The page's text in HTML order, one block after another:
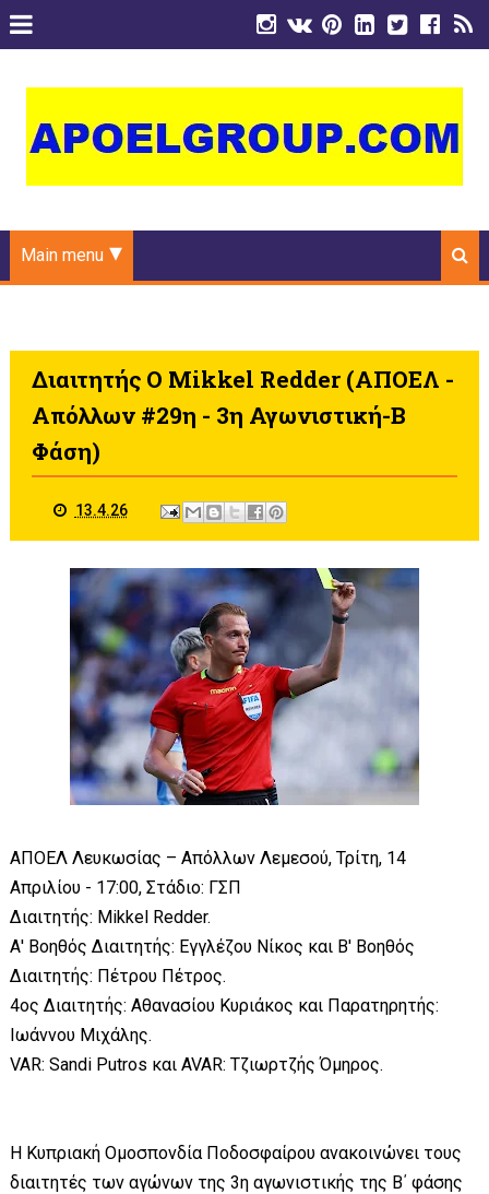
Main menu
Διαιτητής Ο Mikkel Redder (ΑΠΟΕΛ -
Απόλλων #29η - 3η Αγωνιστική-Β
Φάση)
13.4.26
ΑΠΟΕΛ Λευκωσίας – Απόλλων Λεμεσού, Τρίτη, 14
Απριλίου - 17:00, Στάδιο: ΓΣΠ
Διαιτητής: Mikkel Redder.
Α' Βοηθός Διαιτητής: Εγγλέζου Νίκος και Β' Βοηθός
Διαιτητής: Πέτρου Πέτρος.
4ος Διαιτητής: Αθανασίου Κυριάκος και Παρατηρητής:
Ιωάννου Μιχάλης.
VAR: Sandi Putros και AVAR: Τζιωρτζής Όμηρος.
Η Κυπριακή Ομοσπονδία Ποδοσφαίρου ανακοινώνει τους
διαιτητές των αγώνων της 3η αγωνιστικής της Β΄ φάσης